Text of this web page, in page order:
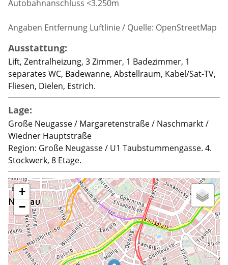
Autobahnanschluss <3.250m
Angaben Entfernung Luftlinie / Quelle: OpenStreetMap
Ausstattung:
Lift, Zentralheizung, 3 Zimmer, 1 Badezimmer, 1
separates WC, Badewanne, Abstellraum, Kabel/Sat-TV,
Fliesen, Dielen, Estrich.
Lage:
Große Neugasse / Margaretenstraße / Naschmarkt /
Wiedner Hauptstraße
Region: Große Neugasse / U1 Taubstummengasse. 4.
Stockwerk, 8 Etage.
+
−